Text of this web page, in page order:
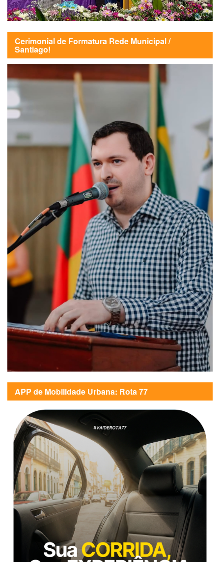
Cerimonial de Formatura Rede Municipal /
Santiago!
APP de Mobilidade Urbana: Rota 77